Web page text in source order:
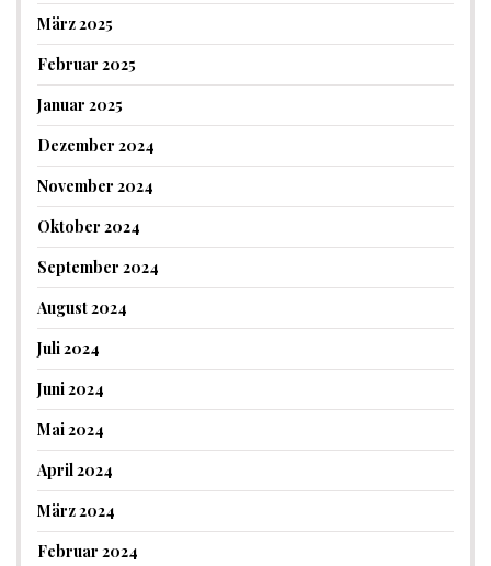
März 2025
Februar 2025
Januar 2025
Dezember 2024
November 2024
Oktober 2024
September 2024
August 2024
Juli 2024
Juni 2024
Mai 2024
April 2024
März 2024
Februar 2024